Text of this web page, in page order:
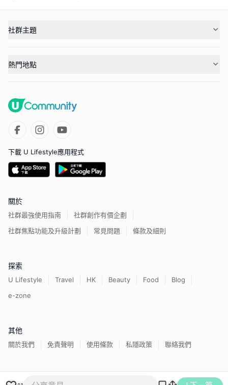
社群主題
熱門地點
下載 U Lifestyle應用程式
關於
社群最強使用指南
社群創作有價企劃
社群焦點功能及升級計劃
常見問題 條款及細則
探索
U Lifestyle Travel HK Beauty Food
Blog
e-zone
其他
關於我們 免責聲明 使用條款 私隱政策 聯絡我們